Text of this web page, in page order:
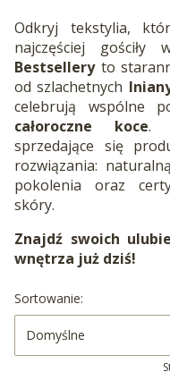
Odkryj tekstylia,
najczęściej gościły
Bestselleryto
od szlachetnych
celebrują wspólne
całoroczne koce.
sprzedające się
rozwiązania:
pokolenia oraz
skóry.
Znajdź swoich
wnętrza już dziś!
Lista produktów
Sortowanie:
Domyślne